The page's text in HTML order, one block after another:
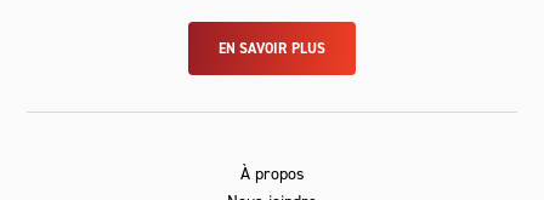
EN SAVOIR PLUS
À propos